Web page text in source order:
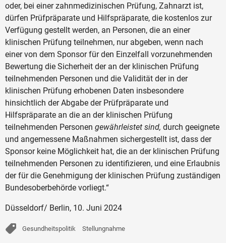
oder, bei einer zahnmedizinischen Prüfung, Zahnarzt ist,
dürfen Prüfpräparate und Hilfspräparate, die kostenlos zur
Verfügung gestellt werden, an Personen, die an einer
klinischen Prüfung teilnehmen, nur abgeben, wenn nach
einer von dem Sponsor für den Einzelfall vorzunehmenden
Bewertung die Sicherheit der an der klinischen Prüfung
teilnehmenden Personen und die Validität der in der
klinischen Prüfung erhobenen Daten insbesondere
hinsichtlich der Abgabe der Prüfpräparate und
Hilfspräparate an die an der klinischen Prüfung
teilnehmenden Personen gewährleistet sind, durch geeignete
und angemessene Maßnahmen sichergestellt ist, dass der
Sponsor keine Möglichkeit hat, die an der klinischen Prüfung
teilnehmenden Personen zu identifizieren, und eine Erlaubnis
der für die Genehmigung der klinischen Prüfung zuständigen
Bundesoberbehörde vorliegt.“
Düsseldorf/ Berlin, 10. Juni 2024
Gesundheitspolitik Stellungnahme